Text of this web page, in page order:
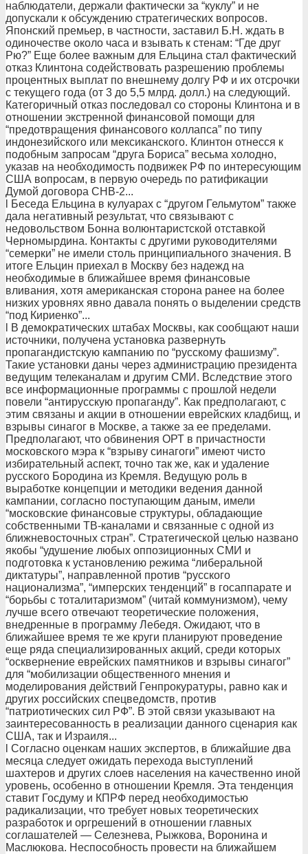
наблюдатели, держали фактически за “куклу” и не
допускали к обсуждению стратегических вопросов.
Японский премьер, в частности, заставил Б.Н. ждать в
одиночестве около часа и взывать к стенам: “Где друг
Рю?” Еще более важным для Ельцина стал фактический
отказ Клинтона содействовать разрешению проблемы
процентных выплат по внешнему долгу РФ и их отсрочки
с текущего года (от 3 до 5,5 млрд. долл.) на следующий.
Категоричный отказ последовал со стороны Клинтона и в
отношении экстренной финансовой помощи для
“предотвращения финансового коллапса” по типу
индонезийского или мексиканского. Клинтон отнесся к
подобным запросам “друга Бориса” весьма холодно,
указав на необходимость подвижек РФ по интересующим
США вопросам, в первую очередь по ратификации
Думой договора СНВ-2...
l Беседа Ельцина в кулуарах с “другом Гельмутом” также
дала негативный результат, что связывают с
недовольством Бонна волюнтаристской отставкой
Черномырдина. Контакты с другими руководителями
“семерки” не имели столь принципиального значения. В
итоге Ельцин приехал в Москву без надежд на
необходимые в ближайшее время финансовые
вливания, хотя американская сторона ранее на более
низких уровнях явно давала понять о выделении средств
“под Кириенко”...
l В демократических штабах Москвы, как сообщают наши
источники, получена установка развернуть
пропагандистскую кампанию по “русскому фашизму”.
Такие установки даны через администрацию президента
ведущим телеканалам и другим СМИ. Вследствие этого
все информационные программы с прошлой недели
повели “антирусскую пропаганду”. Как предполагают, с
этим связаны и акции в отношении еврейских кладбищ, и
взрывы синагог в Москве, а также за ее пределами.
Предполагают, что обвинения ОРТ в причастности
московского мэра к “взрыву синагоги” имеют чисто
избирательный аспект, точно так же, как и удаление
русского Бородина из Кремля. Ведущую роль в
выработке концепции и методики ведения данной
кампании, согласно поступающим даным, имели
“московские финансовые структуры, обладающие
собственными ТВ-каналами и связанные с одной из
ближневосточных стран”. Стратегической целью названо
якобы “удушение любых оппозиционных СМИ и
подготовка к установлению режима “либеральной
диктатуры”, направленной против “русского
национализма”, “имперских тенденций” в госаппарате и
“борьбы с тоталитаризмом” (читай коммунизмом), чему
лучше всего отвечают теоретические положения,
внедренные в программу Лебедя. Ожидают, что в
ближайшее время те же круги планируют проведение
еще ряда специализированных акций, среди которых
“осквернение еврейских памятников и взрывы синагог”
для “мобилизации общественного мнения и
моделирования действий Генпрокуратуры, равно как и
других российских спецведомств, против
“патриотических сил РФ”. В этой связи указывают на
заинтересованность в реализации данного сценария как
США, так и Израиля...
l Согласно оценкам наших экспертов, в ближайшие два
месяца следует ожидать перехода выступлений
шахтеров и других слоев населения на качественно иной
уровень, особенно в отношении Кремля. Эта тенденция
ставит Госдуму и КПРФ перед необходимостью
радикализации, что требует новых теоретических
разработок и оргрешений в отношении главных
соглашателей — Селезнева, Рыжкова, Воронина и
Маслюкова. Неспособность провести на ближайшем